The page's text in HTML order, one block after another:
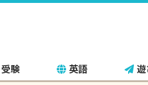
験 英語